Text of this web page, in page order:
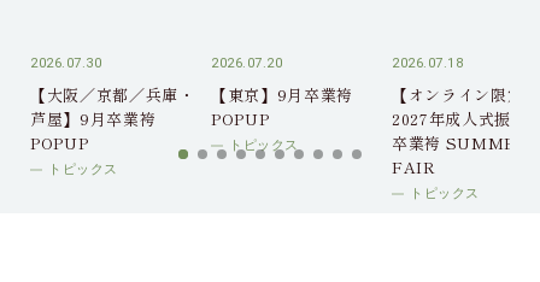
2026.07.30
【大阪／京都／兵庫・
芦屋】9月卒業袴
POPUP
トピックス
2026.07.20
【東京】9月卒業袴
POPUP
トピックス
2026.07.18
【オンライン限定】
2027年成人式振袖
卒業袴 SUMMER
FAIR
トピックス